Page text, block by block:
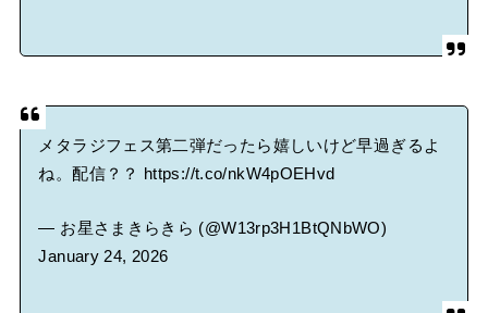
メタラジフェス第二弾だったら嬉しいけど早過ぎるよ
ね。配信？？
https://t.co/nkW4pOEHvd
— お星さまきらきら (@W13rp3H1BtQNbWO)
January 24, 2026